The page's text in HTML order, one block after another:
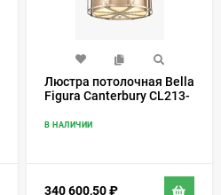
Люстра потолочная Bella
Figura Canterbury CL213-
В НАЛИЧИИ
340 600,50₽